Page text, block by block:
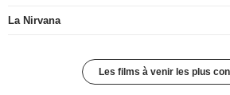
La Nirvana
Les films à venir les plus